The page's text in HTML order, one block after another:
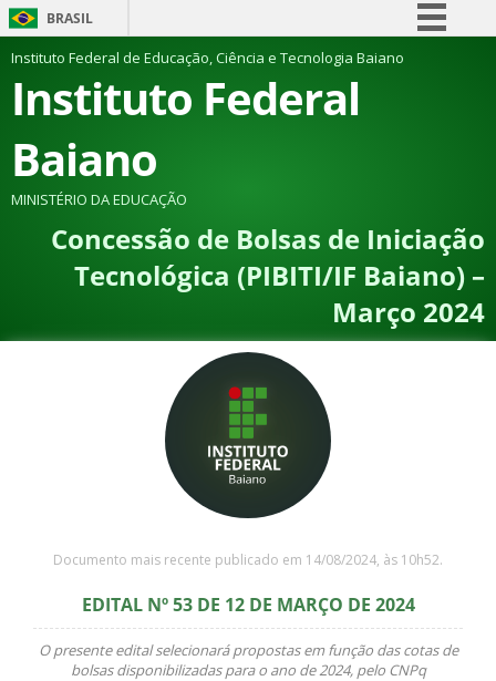
BRASIL
Simplifique!
Comunica BR
Canais
Instituto Federal de Educação, Ciência e Tecnologia Baiano
Instituto Federal
Baiano
MINISTÉRIO DA EDUCAÇÃO
Concessão de Bolsas de Iniciação
Tecnológica (PIBITI/IF Baiano) –
Março 2024
Documento mais recente publicado em 14/08/2024, às 10h52.
EDITAL Nº 53 DE 12 DE MARÇO DE 2024
O presente edital selecionará propostas em função das cotas de
bolsas disponibilizadas para o ano de 2024, pelo CNPq